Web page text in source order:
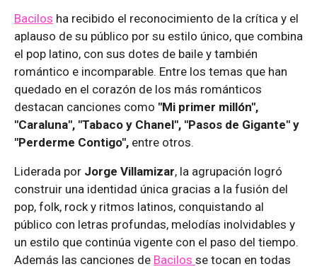
Bacilos ha recibido el reconocimiento de la crítica y el
aplauso de su público por su estilo único, que combina
el pop latino, con sus dotes de baile y también
romántico e incomparable. Entre los temas que han
quedado en el corazón de los más románticos
destacan canciones como "Mi primer millón",
"Caraluna", "Tabaco y Chanel", "Pasos de Gigante" y
"Perderme Contigo", entre otros.
Liderada por Jorge Villamizar, la agrupación logró
construir una identidad única gracias a la fusión del
pop, folk, rock y ritmos latinos, conquistando al
público con letras profundas, melodías inolvidables y
un estilo que continúa vigente con el paso del tiempo.
Además las canciones de Bacilos se tocan en todas